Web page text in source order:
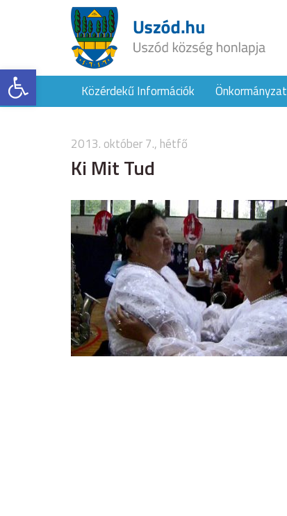
Eszköztár megnyitásaKözérdekű Információk Önkormányzat
2013. október 7., hétfő
Ki Mit Tud